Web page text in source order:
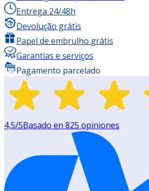
Entrega 24/48h
Devolução grátis
Papel de embrulho grátis
Garantias e serviços
Pagamento parcelado
4,5/5Basado en 825 opiniones